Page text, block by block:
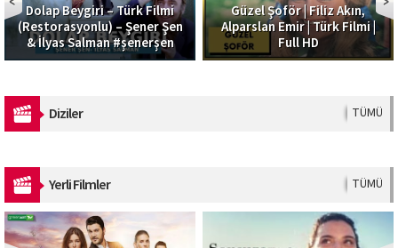
Dolap Beygiri – Türk Filmi
(Restorasyonlu) – Şener Şen
& İlyas Salman #şenerşen
Güzel Şoför | Filiz Akın,
Alparslan Emir | Türk Filmi |
Full HD
Diziler TÜMÜ
Yerli Filmler TÜMÜ